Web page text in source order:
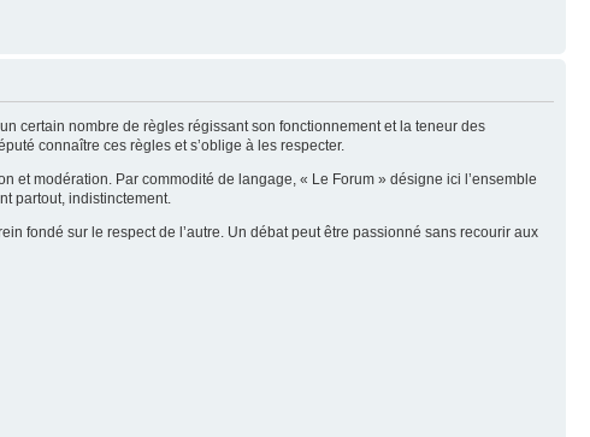
certain nombre de règles régissant son fonctionnement et la teneur des
connaître ces règles et s’oblige à les respecter.
et modération. Par commodité de langage, « Le Forum » désigne ici l’ensemble
partout, indistinctement.
fondé sur le respect de l’autre. Un débat peut être passionné sans recourir aux